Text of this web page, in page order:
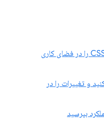
با استفاده از Gemini، تغییرات CSS را در فضای کاری
و تغییرات را در